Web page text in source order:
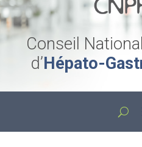
Conseil
d’Hépato-